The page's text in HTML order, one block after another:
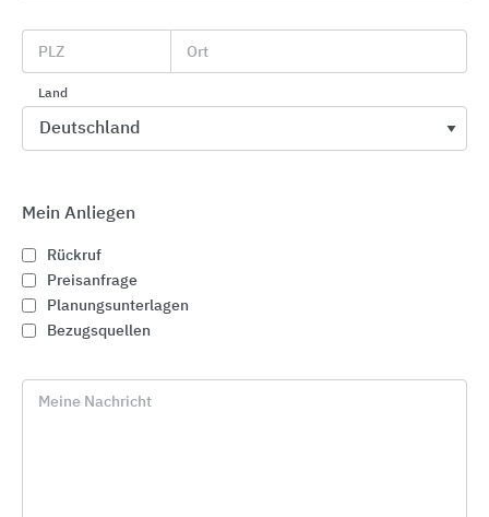
PLZ Ort
Land
Mein Anliegen
Rückruf
Preisanfrage
Planungsunterlagen
Bezugsquellen
Meine Nachricht